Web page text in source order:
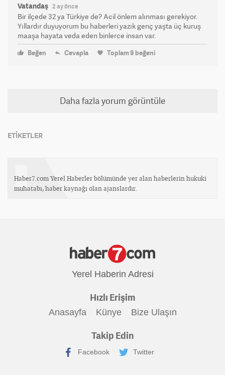
Vatandaş 2 ay önce
Bir ilçede 32 ya Türkiye de? Acil önlem alınması gerekiyor.
Yıllardır duyuyorum bu haberleri yazık genç yaşta üç kuruş
maaşa hayata veda eden binlerce insan var.
Beğen Cevapla Toplam9 beğeni
Daha fazla yorum görüntüle
ETİKETLER
Haber7.com Yerel Haberler bölümünde yer alan haberlerin hukuki
muhatabı, haber kaynağı olan ajanslardır.
Yerel Haberin Adresi
Hızlı Erişim
Anasayfa Künye Bize Ulaşın
Takip Edin
Facebook Twitter